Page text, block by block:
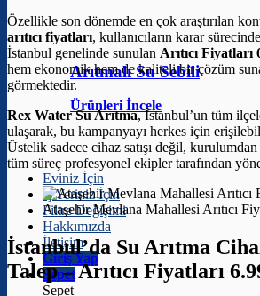
Arıtmalı Su Sebili
Ürünleri İncele
Eviniz İçin
İş Yeriniz İçin
Filtre Değişimi
Hakkımızda
İletişim
Giriş Yap
Sepet
Sepet
Özellikle son dönemde en çok araştırılan
arıtıcı fiyatları, kullanıcıların karar
İstanbul genelinde sunulan Arıtıcı Fiyatları
hem ekonomik hem de kaliteli bir çözüm
görmektedir.
Rex Water Su Arıtma, İstanbul’un tüm
ulaşarak, bu kampanyayı herkes için
Üstelik sadece cihaz satışı değil,
tüm süreç profesyonel ekipler tarafından
Ataşehir Mevlana Mahallesi Arıtıcı
İstanbul’da Su Arıtma
Talep –Arıtıcı Fiyatları